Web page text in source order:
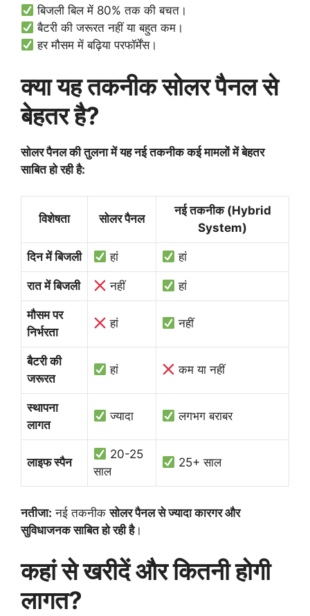
बिजली बिल में 80% तक की बचत।
बैटरी की जरूरत नहीं या बहुत कम।
हर मौसम में बढ़िया परफॉर्मेंस।
क्या यह तकनीक सोलर पैनल से
बेहतर है?
सोलर पैनल की तुलना में यह नई तकनीक कई मामलों में बेहतर
साबित हो रही है:
विशेषता सोलर पैनल
नई तकनीक (Hybrid
System)
दिन में बिजली हां हां
रात में बिजली नहीं हां
मौसम पर
निर्भरता
हां नहीं
बैटरी की
जरूरत
हां कम या नहीं
स्थापना
लागत
ज्यादा लगभग बराबर
लाइफ स्पैन
20-25
साल
25+ साल
नतीजा: नई तकनीकसोलर पैनल से ज्यादा कारगर और
सुविधाजनक साबित हो रही है।
कहां से खरीदें और कितनी होगी
लागत?